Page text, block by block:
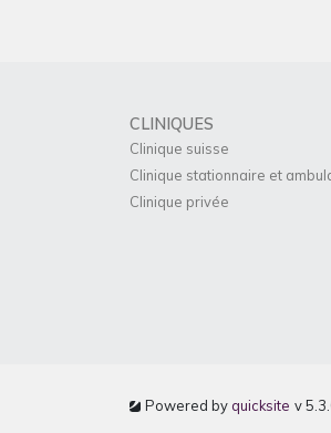
CLINIQUES
Clinique suisse
Clinique stationnaire et
Clinique privée
Powered by quicksite v